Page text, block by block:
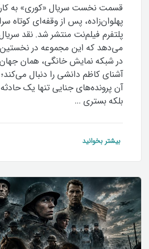
قسمت نخست سریال «کوری» به
پهلوان‌زاده، پس از وقفه‌ای کوتاه
پلتفرم فیلم‌نت منتشر شد. نقد
می‌دهد که این مجموعه در
در شبکه نمایش خانگی، همان
آشنای کاظم دانشی را دنبال
آن پرونده‌های جنایی تنها یک
بلکه بستری …
بیشتر بخوانید